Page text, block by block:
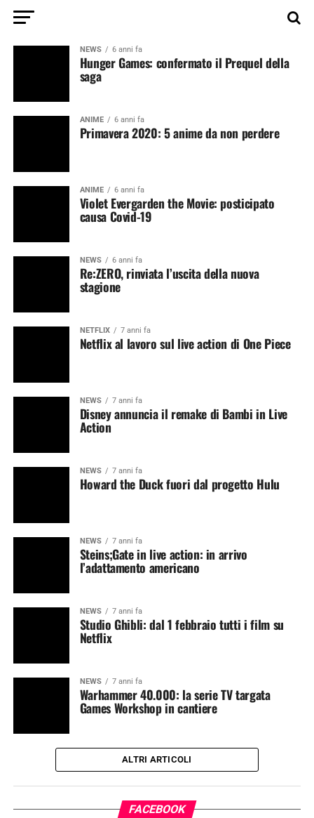
NEWS 6 anni fa
Hunger Games: confermato il Prequel della
saga
ANIME 6 anni fa
Primavera 2020: 5 anime da non perdere
ANIME 6 anni fa
Violet Evergarden the Movie: posticipato
causa Covid-19
NEWS 6 anni fa
Re:ZERO, rinviata l’uscita della nuova
stagione
NETFLIX 7 anni fa
Netflix al lavoro sul live action di One Piece
NEWS 7 anni fa
Disney annuncia il remake di Bambi in Live
Action
NEWS 7 anni fa
Howard the Duck fuori dal progetto Hulu
NEWS 7 anni fa
Steins;Gate in live action: in arrivo
l’adattamento americano
NEWS 7 anni fa
Studio Ghibli: dal 1 febbraio tutti i film su
Netflix
NEWS 7 anni fa
Warhammer 40.000: la serie TV targata
Games Workshop in cantiere
ALTRI ARTICOLI
FACEBOOK